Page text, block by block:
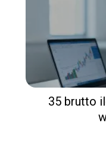
35 brutto